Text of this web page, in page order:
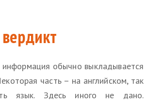
обычно выкладывается
часть – на английском, так
язык. Здесь иного не дано.